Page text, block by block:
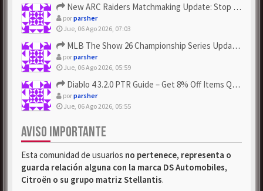
New ARC Raiders Matchmaking Update: Stop Failed - Grab Bluep...
porparsher
Jue, 06 Ago 2026, 07:03
MLB The Show 26 Championship Series Update! Get Cheap & ...
porparsher
Jue, 06 Ago 2026, 05:59
Diablo 4 3.2.0 PTR Guide – Get 8% Off Items Quickly to Test ...
porparsher
Jue, 06 Ago 2026, 05:55
AVISO IMPORTANTE
Esta comunidad de usuarios no pertenece, representa o
guarda relación alguna con la marca DS Automobiles,
Citroën o su grupo matriz Stellantis.